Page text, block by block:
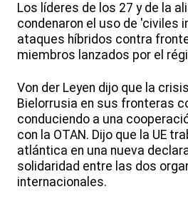
Los líderes de los 27 y de la
condenaron el uso de 'civiles
ataques híbridos contra
miembros lanzados por el
Von der Leyen dijo que la
Bielorrusia en sus fronteras
conduciendo a una
con la OTAN. Dijo que la UE
atlántica en una nueva
solidaridad entre las dos
internacionales.